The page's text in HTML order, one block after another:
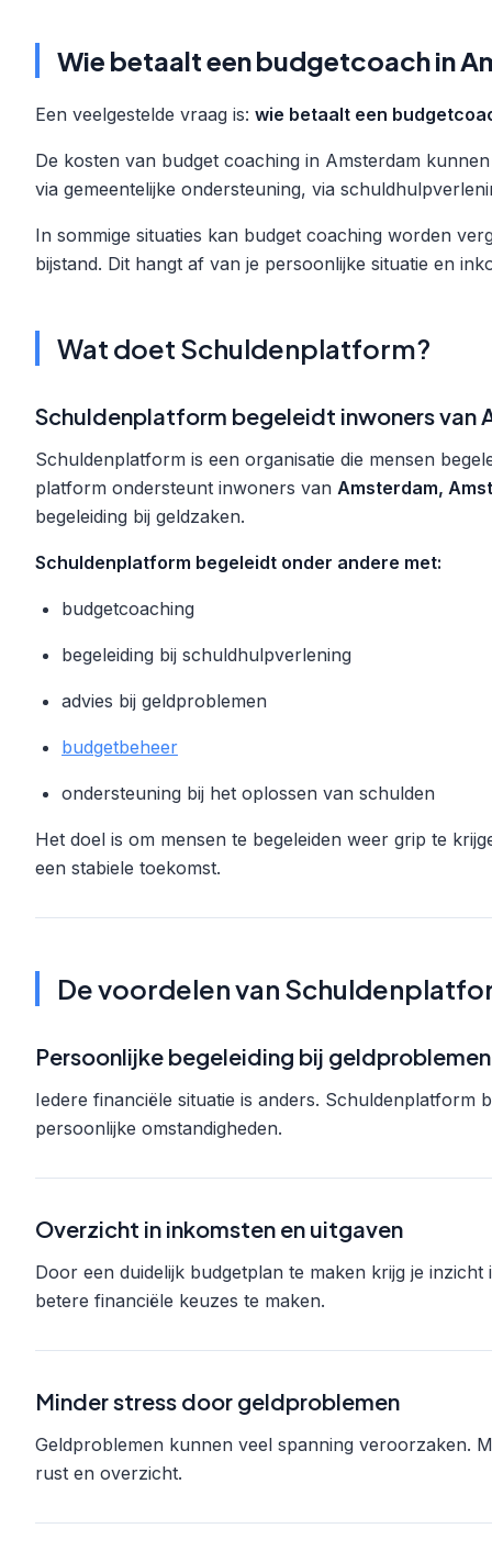
Wie betaalt een budgetcoach in
Een veelgestelde vraag is: wie betaalt een
De kosten van budget coaching in Amsterdam
via gemeentelijke ondersteuning, via
In sommige situaties kan budget coaching worden
bijstand. Dit hangt af van je persoonlijke situatie en
Wat doet Schuldenplatform?
Schuldenplatform begeleidt inwoners van
Schuldenplatform is een organisatie die mensen
platform ondersteunt inwoners van Amsterdam,
begeleiding bij geldzaken.
Schuldenplatform begeleidt onder andere met:
budgetcoaching
begeleiding bij schuldhulpverlening
advies bij geldproblemen
budgetbeheer
ondersteuning bij het oplossen van schulden
Het doel is om mensen te begeleiden weer grip te
een stabiele toekomst.
De voordelen van
Persoonlijke begeleiding bij geldproblemen
Iedere financiële situatie is anders. Schuldenplatform
persoonlijke omstandigheden.
Overzicht in inkomsten en uitgaven
Door een duidelijk budgetplan te maken krijg je
betere financiële keuzes te maken.
Minder stress door geldproblemen
Geldproblemen kunnen veel spanning veroorzaken.
rust en overzicht.